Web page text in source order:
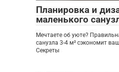
Планировка и
маленького
Мечтаете об уюте?
санузла 3-4 м² сэкономит
Секреты